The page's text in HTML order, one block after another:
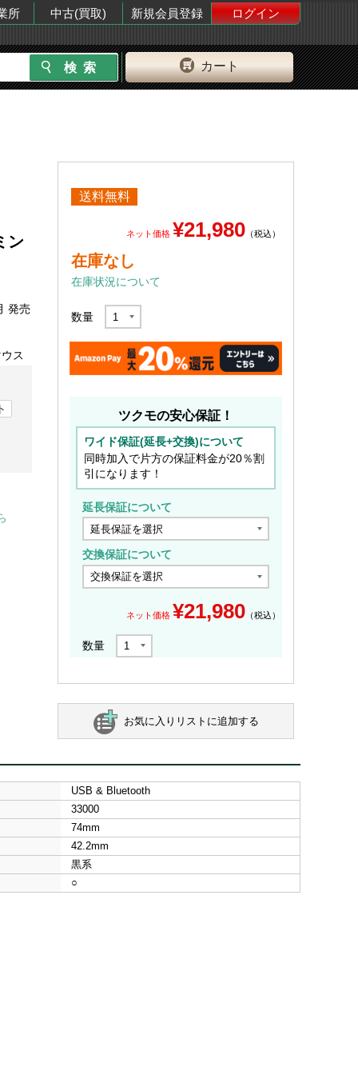
所 中古(買取) 新規会員登録
ログイン
カート
ン
発売
ス
送料無料
ネット価格 ¥21,980 （税込）
在庫なし
在庫状況について
数量
ツクモの安心保証！
ワイド保証(延長+交換)について
同時加入で片方の保証料金が20％割
引になります！
延長保証について
交換保証について
ネット価格 ¥21,980 （税込）
数量
お気に入りリストに追加する
USB & Bluetooth
33000
74mm
42.2mm
黒系
○